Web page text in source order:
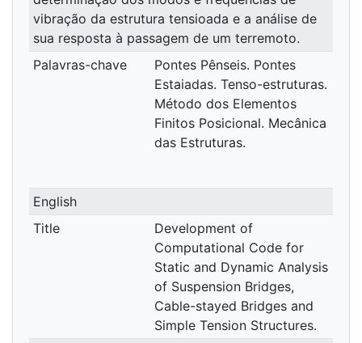
vibração da estrutura tensioada e a análise de
sua resposta à passagem de um terremoto.
Palavras-chave
Pontes Pênseis. Pontes
Estaiadas. Tenso-estruturas.
Método dos Elementos
Finitos Posicional. Mecânica
das Estruturas.
English
Title
Development of
Computational Code for
Static and Dynamic Analysis
of Suspension Bridges,
Cable-stayed Bridges and
Simple Tension Structures.